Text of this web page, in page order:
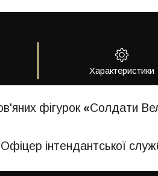
Характеристики
фігурок «Солдати
інтендантської